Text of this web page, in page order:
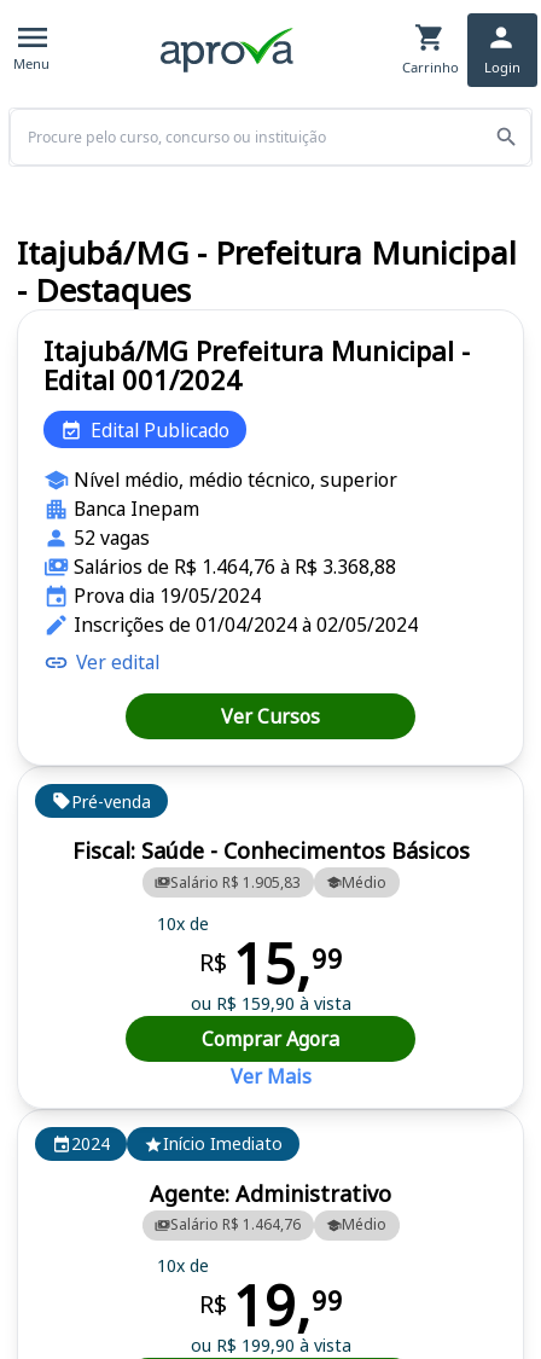
Menu Carrinho Login
Buscar
2024 Início Imediato
Agente: Administrativo
Salário R$ 1.464,76 Médio
10x de
R$ 19,99
ou R$ 199,90 à vista
Pré-venda
Fiscal: Saúde - Conhecimentos Básicos
Salário R$ 1.905,83 Médio
10x de
R$ 15,99
ou R$ 159,90 à vista
Comprar Agora
Ver Mais
Itajubá/MG Prefeitura Municipal -
Edital 001/2024
Edital Publicado
Nível médio, médio técnico, superior
Banca Inepam
52 vagas
Salários de R$ 1.464,76 à R$ 3.368,88
Prova dia 19/05/2024
Inscrições de 01/04/2024 à 02/05/2024
Ver edital
Ver Cursos
Itajubá/MG - Prefeitura Municipal
- Destaques